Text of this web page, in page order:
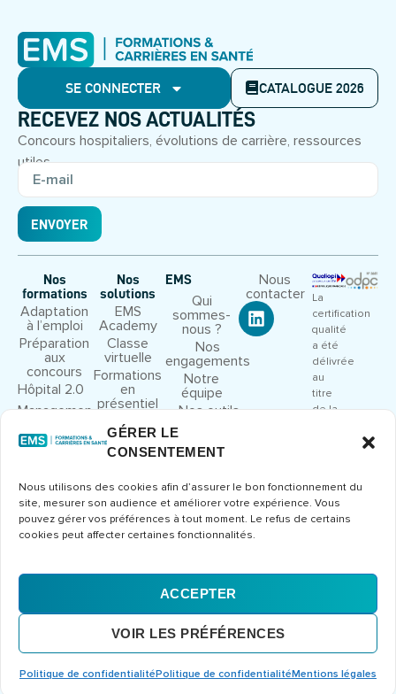
GÉRER LE
CONSENTEMENT
Nous utilisons des cookies afin d’assurer le bon fonctionnement du
site, mesurer son audience et améliorer votre expérience. Vous
pouvez gérer vos préférences à tout moment. Le refus de certains
cookies peut affecter certaines fonctionnalités.
ACCEPTER
VOIR LES PRÉFÉRENCES
Politique de confidentialitéPolitique de confidentialitéMentions légales
SE CONNECTER CATALOGUE 2026
RECEVEZ NOS ACTUALITÉS
Concours hospitaliers, évolutions de carrière, ressources
utiles.
ENVOYER
Nos
formations
Adaptation
à l’emploi
Préparation
aux
concours
Hôpital 2.0
Management
Droit et
Congrès et
séminaires
Formations
métier
Nos
solutions
EMS
Academy
Classe
virtuelle
Formations
en
présentiel
EMS
Qui
sommes-
nous ?
Nos
engagements
Notre
équipe
Nos outils
pédagogiques
Nous
rejoindre
Nous
contacter
La
certification
qualité
a été
délivrée
au
titre
de la
ACTIONS
DE
FORMATION
Mentions
confidentialité
© 2026 Europe Management
Santé – Tous droits réservés
Conception et développementErdéros Studio